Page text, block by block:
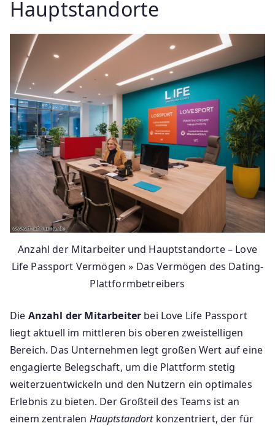
Hauptstandorte
Anzahl der Mitarbeiter und Hauptstandorte – Love
Life Passport Vermögen » Das Vermögen des Dating-
Plattformbetreibers
Die Anzahl der Mitarbeiter bei Love Life Passport
liegt aktuell im mittleren bis oberen zweistelligen
Bereich. Das Unternehmen legt großen Wert auf eine
engagierte Belegschaft, um die Plattform stetig
weiterzuentwickeln und den Nutzern ein optimales
Erlebnis zu bieten. Der Großteil des Teams ist an
einem zentralen Hauptstandortkonzentriert, der für